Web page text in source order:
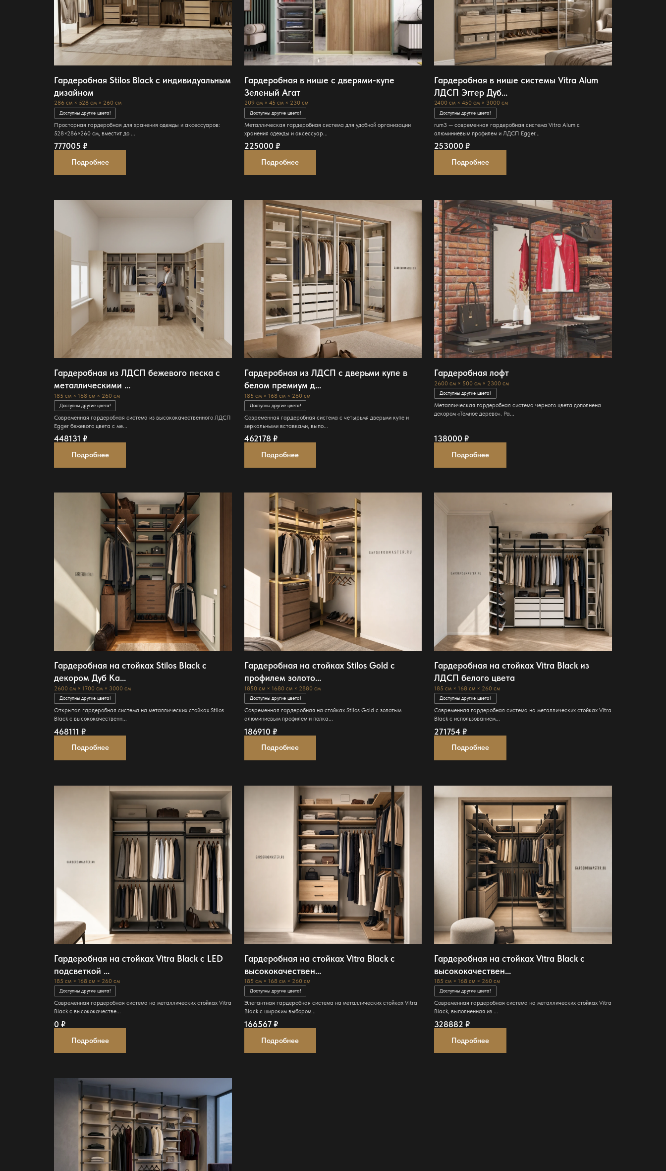
Гардеробная Stilos Black с индивидуальным
дизайном
286 см × 528 см × 260 см
Доступны другие цвета!
Просторная гардеробная для хранения одежды и аксессуаров:
528×286×260 см, вместит до ...
777005₽
Подробнее
Гардеробная в нише с дверями-купе
Зеленый Агат
209 см × 45 см × 230 см
Доступны другие цвета!
Металлическая гардеробная система для удобной организации
хранения одежды и аксессуар...
225000 ₽
Подробнее
Гардеробная в нише системы Vitra Alum
ЛДСП Эггер Дуб...
2400 см × 450 см × 3000 см
Доступны другие цвета!
rum3 — современная гардеробная система Vitra Alum с
алюминиевым профилем и ЛДСП Egger...
253000₽
Подробнее
Гардеробная из ЛДСП бежевого песка с
металлическими ...
185 см × 168 см × 260 см
Доступны другие цвета!
Современная гардеробная система из высококачественного ЛДСП
Egger бежевого цвета с ме...
448131₽
Подробнее
Гардеробная из ЛДСП с дверьми купе в
белом премиум д...
185 см × 168 см × 260 см
Доступны другие цвета!
Современная гардеробная система с четырьмя дверьми купе и
зеркальными вставками, выпо...
462178 ₽
Подробнее
Гардеробная лофт
2600 см × 500 см × 2300 см
Доступны другие цвета!
Металлическая гардеробная система черного цвета дополнена
декором «Темное дерево». Ра...
138000₽
Подробнее
Гардеробная на стойках Stilos Black с
декором Дуб Ка...
2600 см × 1700 см × 3000 см
Доступны другие цвета!
Открытая гардеробная система на металлических стойках Stilos
Black с высококачественн...
468111₽
Подробнее
Гардеробная на стойках Stilos Gold с
профилем золото...
1850 см × 1680 см × 2880 см
Доступны другие цвета!
Современная гардеробная на стойках Stilos Gold с золотым
алюминиевым профилем и полка...
186910 ₽
Подробнее
Гардеробная на стойках Vitra Black из
ЛДСП белого цвета
185 см × 168 см × 260 см
Доступны другие цвета!
Современная гардеробная система на металлических стойках Vitra
Black с использованием...
271754₽
Подробнее
Гардеробная на стойках Vitra Black с LED
подсветкой ...
185 см × 168 см × 260 см
Доступны другие цвета!
Современная гардеробная система на металлических стойках Vitra
Black с высококачестве...
0₽
Подробнее
Гардеробная на стойках Vitra Black с
высококачествен...
185 см × 168 см × 260 см
Доступны другие цвета!
Элегантная гардеробная система на металлических стойках Vitra
Black с широким выбором...
166567 ₽
Подробнее
Гардеробная на стойках Vitra Black с
высококачествен...
185 см × 168 см × 260 см
Доступны другие цвета!
Современная гардеробная система на металлических стойках Vitra
Black, выполненная из ...
328882₽
Подробнее